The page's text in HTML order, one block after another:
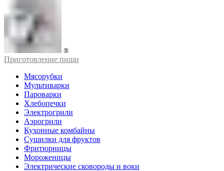
Приготовление пищи
Мясорубки
Мультиварки
Пароварки
Хлебопечки
Электрогрили
Аэрогрили
Кухонные комбайны
Сушилки для фруктов
Фритюрницы
Мороженицы
Электрические сковороды и воки